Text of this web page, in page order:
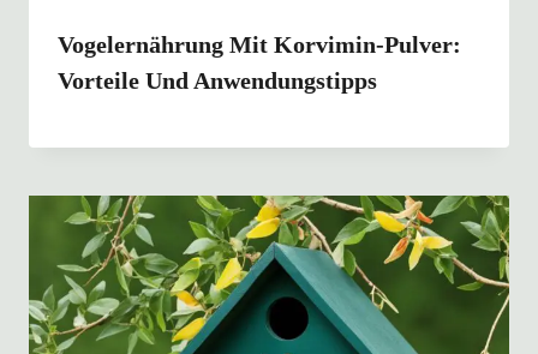
Vogelernährung Mit Korvimin-Pulver:
Vorteile Und Anwendungstipps